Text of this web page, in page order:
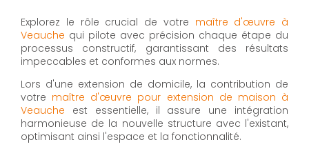
Explorez le rôle crucial de votre maître d'œuvre à
Veauche qui pilote avec précision chaque étape du
processus constructif, garantissant des résultats
impeccables et conformes aux normes.
Lors d'une extension de domicile, la contribution de
votre maître d'œuvre pour extension de maison à
Veauche est essentielle, il assure une intégration
harmonieuse de la nouvelle structure avec l'existant,
optimisant ainsi l'espace et la fonctionnalité.